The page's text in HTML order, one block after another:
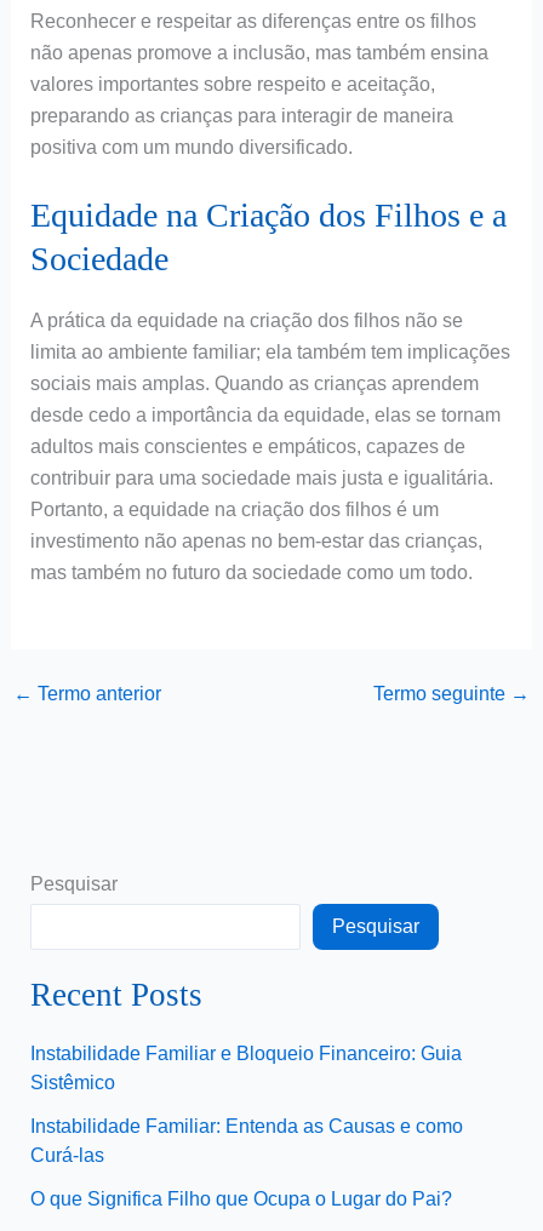
Reconhecer e respeitar as diferenças entre os filhos
não apenas promove a inclusão, mas também ensina
valores importantes sobre respeito e aceitação,
preparando as crianças para interagir de maneira
positiva com um mundo diversificado.
Equidade na Criação dos Filhos e a
Sociedade
A prática da equidade na criação dos filhos não se
limita ao ambiente familiar; ela também tem implicações
sociais mais amplas. Quando as crianças aprendem
desde cedo a importância da equidade, elas se tornam
adultos mais conscientes e empáticos, capazes de
contribuir para uma sociedade mais justa e igualitária.
Portanto, a equidade na criação dos filhos é um
investimento não apenas no bem-estar das crianças,
mas também no futuro da sociedade como um todo.
← Termo anterior Termo seguinte →
Pesquisar
Pesquisar
Recent Posts
Instabilidade Familiar e Bloqueio Financeiro: Guia
Sistêmico
Instabilidade Familiar: Entenda as Causas e como
Curá-las
O que Significa Filho que Ocupa o Lugar do Pai?